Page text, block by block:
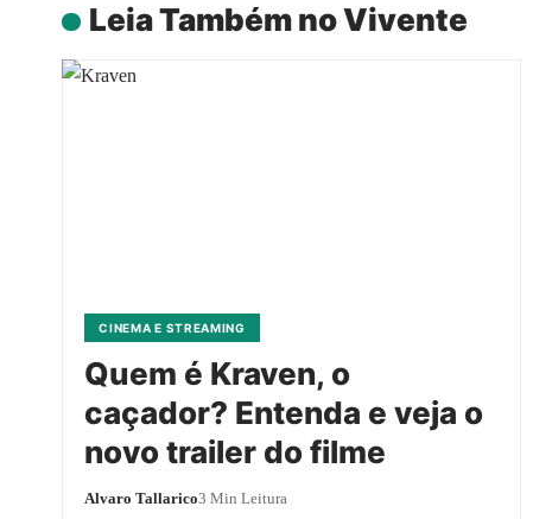
Leia Também no Vivente
CINEMA E STREAMING
Quem é Kraven, o
caçador? Entenda e veja o
novo trailer do filme
Alvaro Tallarico3 Min Leitura